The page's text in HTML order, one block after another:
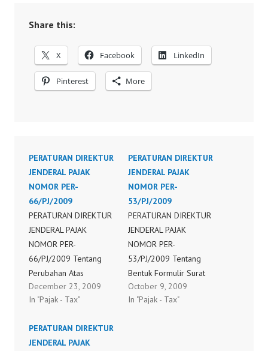
Share this:
X Facebook LinkedIn
Pinterest More
PERATURAN DIREKTUR
JENDERAL PAJAK
NOMOR PER-
66/PJ/2009
PERATURAN DIREKTUR
JENDERAL PAJAK
NOMOR PER-
66/PJ/2009 Tentang
Perubahan Atas
Peraturan Direktur
Jenderal Pajak Nomor
Tentang Surat
Pemberitahuan Tahunan
December 23, 2009
In "Pajak - Tax"
PERATURAN DIREKTUR
JENDERAL PAJAK
NOMOR PER-
53/PJ/2009
PERATURAN DIREKTUR
JENDERAL PAJAK
NOMOR PER-
53/PJ/2009 Tentang
Bentuk Formulir Surat
Pemberitahuan Masa
Pajak Penghasilan Final
October 9, 2009
In "Pajak - Tax"
PERATURAN DIREKTUR
JENDERAL PAJAK